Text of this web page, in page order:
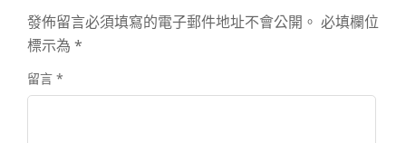
發佈留言必須填寫的電子郵件地址不會公開。 必填欄位
標示為 *
留言 *